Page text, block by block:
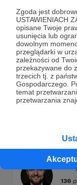
Zgoda jest
USTAWIENIACH
opisane Twoje
usunięcia lub
dowolnym
przeglądarki w
zależności od
przekazywane do
trzecich tj. z
Gospodarczego.
temat
przetwarzania
127
136